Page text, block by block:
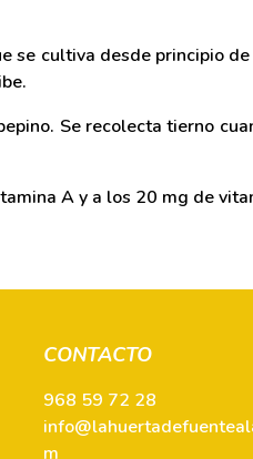
cultiva desde principio
Se recolecta tierno
A y a los 20 mg de
CONTACTO
968 59 72 28
m